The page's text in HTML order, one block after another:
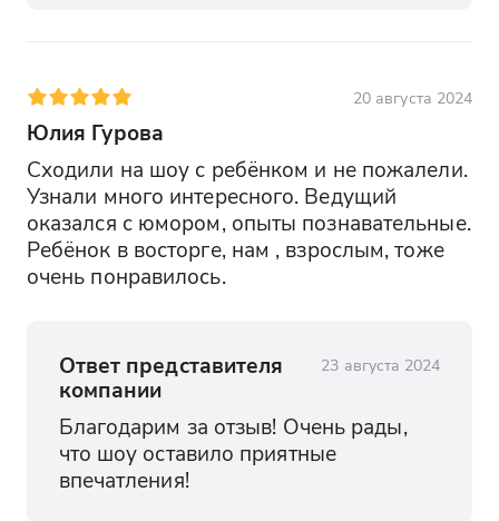
20 августа 2024
Юлия Гурова
Сходили на шоу с ребёнком и не пожалели.
Узнали много интересного. Ведущий
оказался с юмором, опыты познавательные.
Ребёнок в восторге, нам , взрослым, тоже
очень понравилось.
Ответ представителя
компании
23 августа 2024
Благодарим за отзыв! Очень рады,
что шоу оставило приятные
впечатления!